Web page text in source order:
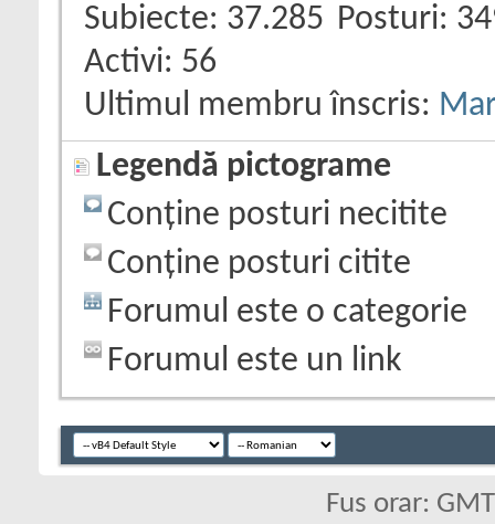
Subiecte 37.285 Posturi
Activi 56
Ultimul membru înscris:
Legendă pictograme
Conține posturi necitite
Conține posturi citite
Forumul este o categorie
Forumul este un link
Fus orar: